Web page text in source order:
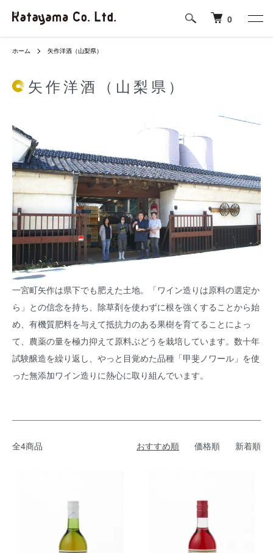
0
ホーム 矢作洋酒（山梨県）
矢作洋酒（山梨県）
一宮町矢作は県下でも肥えた土地。「ワイン造りは原料の選定か
ら」との信念を持ち、除草剤を使わずに根を強くすることから始
め、有機質肥料を与えて抵抗力のある果樹を育てることによっ
て、農薬の量を極力抑えて原料ぶどうを栽培しています。数十年
試験醸造を繰り返し、やっと目覚めた品種「甲斐ノワール」を使
った無添加ワイン造りに熱心に取り組んでいます。
全4商品 おすすめ順 価格順 新着順